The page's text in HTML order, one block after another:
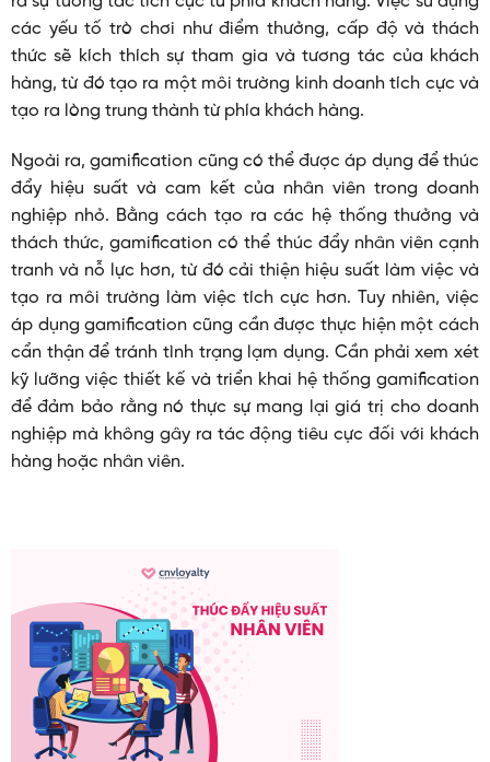
các yếu tố trò chơi như điểm thưởng, cấp độ và thách
thức sẽ kích thích sự tham gia và tương tác của khách
hàng, từ đó tạo ra một môi trường kinh doanh tích cực và
tạo ra lòng trung thành từ phía khách hàng.
Ngoài ra, gamification cũng có thể được áp dụng để thúc
đẩy hiệu suất và cam kết của nhân viên trong doanh
nghiệp nhỏ. Bằng cách tạo ra các hệ thống thưởng và
thách thức, gamification có thể thúc đẩy nhân viên cạnh
tranh và nỗ lực hơn, từ đó cải thiện hiệu suất làm việc và
tạo ra môi trường làm việc tích cực hơn. Tuy nhiên, việc
áp dụng gamification cũng cần được thực hiện một cách
cẩn thận để tránh tình trạng lạm dụng. Cần phải xem xét
kỹ lưỡng việc thiết kế và triển khai hệ thống gamification
để đảm bảo rằng nó thực sự mang lại giá trị cho doanh
nghiệp mà không gây ra tác động tiêu cực đối với khách
hàng hoặc nhân viên.